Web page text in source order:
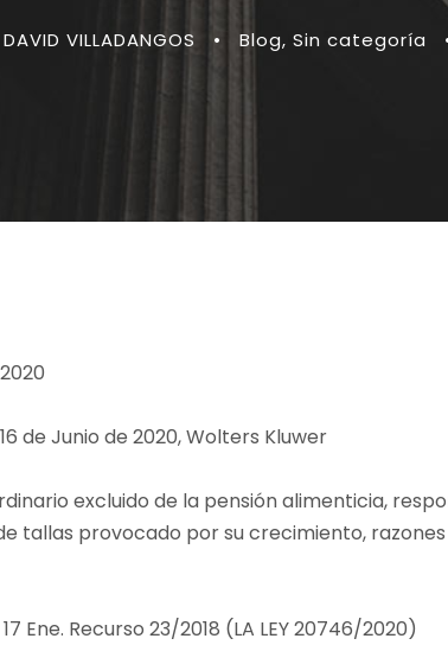
DAVID VILLADANGOS • Blog, Sin categoría
de Junio de 2020, Wolters Kluwer
excluido de la pensión alimenticia,
tallas provocado por su crecimiento,
Ene. Recurso 23/2018 (LA LEY 20746/2020)